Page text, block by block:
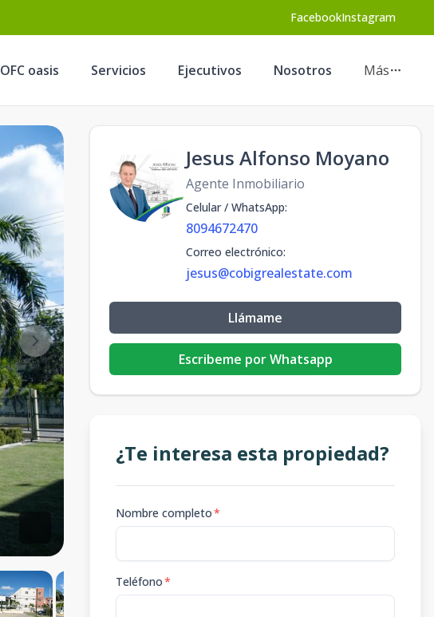
FacebookInstagram
OFC oasis Servicios Ejecutivos Nosotros Más
Jesus Alfonso Moyano
Agente Inmobiliario
Celular / WhatsApp:
8094672470
Correo electrónico:
jesus@cobigrealestate.com
Llámame
Escribeme por Whatsapp
¿Te interesa esta propiedad?
Nombre completo*
Teléfono*